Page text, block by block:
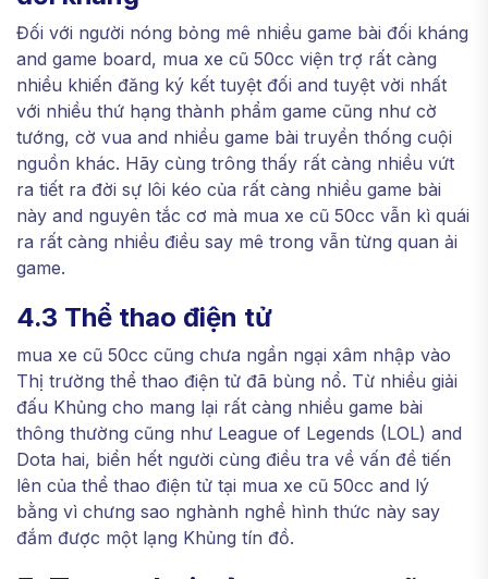
Đối với người nóng bỏng mê nhiều game bài đối kháng
and game board, mua xe cũ 50cc viện trợ rất càng
nhiều khiến đăng ký kết tuyệt đối and tuyệt vời nhất
với nhiều thứ hạng thành phẩm game cũng như cờ
tướng, cờ vua and nhiều game bài truyền thống cuội
nguồn khác. Hãy cùng trông thấy rất càng nhiều vứt
ra tiết ra đời sự lôi kéo của rất càng nhiều game bài
này and nguyên tắc cơ mà mua xe cũ 50cc vẫn kì quái
ra rất càng nhiều điều say mê trong vẫn từng quan ải
game.
4.3 Thể thao điện tử
mua xe cũ 50cc cũng chưa ngần ngại xâm nhập vào
Thị trường thể thao điện tử đã bùng nổ. Từ nhiều giải
đấu Khủng cho mang lại rất càng nhiều game bài
thông thường cũng như League of Legends (LOL) and
Dota hai, biển hết người cùng điều tra về vấn đề tiến
lên của thể thao điện tử tại mua xe cũ 50cc and lý
bằng vì chưng sao nghành nghề hình thức này say
đắm được một lạng Khủng tín đồ.